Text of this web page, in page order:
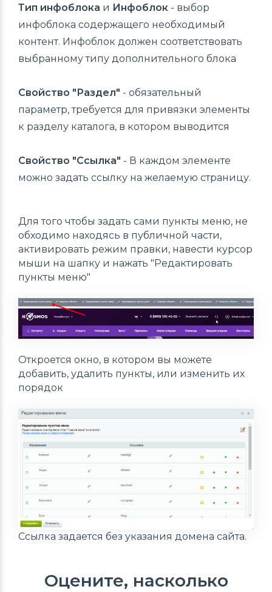
Тип инфоблока и Инфоблок - выбор
инфоблока содержащего необходимый
контент. Инфоблок должен соответствовать
выбранному типу дополнительного блока
Свойство "Раздел" - обязательный
параметр, требуется для привязки элементы
к разделу каталога, в котором выводится
Свойство "Ссылка" - В каждом элементе
можно задать ссылку на желаемую страницу.
Для того чтобы задать сами пункты меню, не
обходимо находясь в публичной части,
активировать режим правки, навести курсор
мыши на шапку и нажать "Редактировать
пункты меню"
Откроется окно, в котором вы можете
добавить, удалить пункты, или изменить их
порядок
Ссылка задается без указания домена сайта.
Оцените, насколько